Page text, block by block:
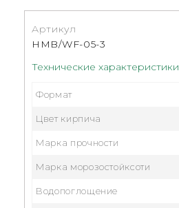
Технические характеристики
Артикул
HMB/WF-05-3
Формат
Цвет кирпича
Марка прочности
Марка морозостойксоти
Водопоглощение